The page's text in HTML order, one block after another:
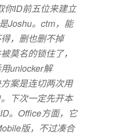
你ID前五位来建立
Joshu。ctm，能
，删也删不掉
莫名的锁住了，
unlocker解
案是连切两次用
下次一定先开本
。Office方面，它
版，不过凑合